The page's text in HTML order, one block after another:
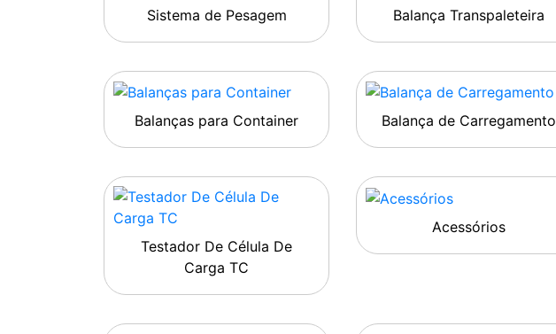
Sistema de Pesagem Balança Transpaleteira
Balanças para Container Balança de Carregamento
Testador De Célula De
Carga TC
Acessórios